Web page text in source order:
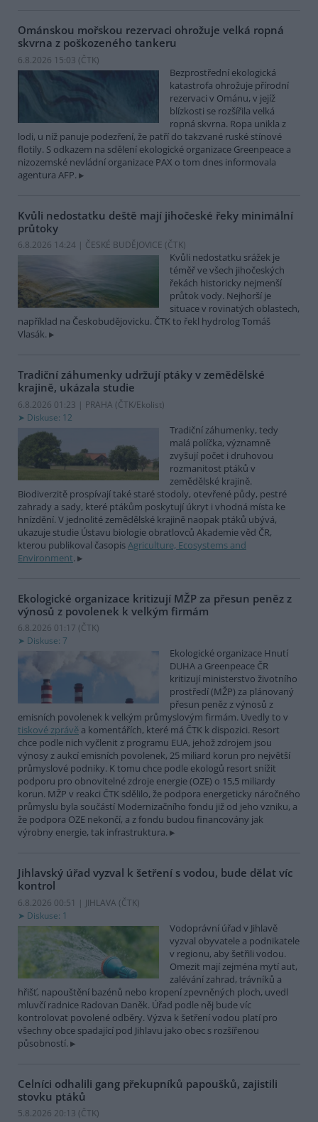
Ománskou mořskou rezervaci ohrožuje velká ropná
skvrna z poškozeného tankeru
6.8.2026 15:03 (ČTK)
Bezprostřední ekologická
katastrofa ohrožuje přírodní
rezervaci v Ománu, v jejíž
blízkosti se rozšířila velká
ropná skvrna. Ropa unikla z
lodi, u níž panuje podezření, že patří do takzvané ruské stínové
flotily. S odkazem na sdělení ekologické organizace Greenpeace a
nizozemské nevládní organizace PAX o tom dnes informovala
agentura AFP.
Kvůli nedostatku deště mají jihočeské řeky minimální
průtoky
6.8.2026 14:24 | ČESKÉ BUDĚJOVICE (ČTK)
Kvůli nedostatku srážek je
téměř ve všech jihočeských
řekách historicky nejmenší
průtok vody. Nejhorší je
situace v rovinatých oblastech,
například na Českobudějovicku. ČTK to řekl hydrolog Tomáš
Vlasák.
Tradiční záhumenky udržují ptáky v zemědělské
krajině, ukázala studie
6.8.2026 01:23 | PRAHA (ČTK/Ekolist)
Diskuse: 12
Tradiční záhumenky, tedy
malá políčka, významně
zvyšují počet i druhovou
rozmanitost ptáků v
zemědělské krajině.
Biodiverzitě prospívají také staré stodoly, otevřené půdy, pestré
zahrady a sady, které ptákům poskytují úkryt i vhodná místa ke
hnízdění. V jednolité zemědělské krajině naopak ptáků ubývá,
ukazuje studie Ústavu biologie obratlovců Akademie věd ČR,
kterou publikoval časopisAgriculture, Ecosystems and
Environment.
Ekologické organizace kritizují MŽP za přesun peněz z
výnosů z povolenek k velkým firmám
6.8.2026 01:17 (ČTK)
Diskuse: 7
Ekologické organizace Hnutí
DUHA a Greenpeace ČR
kritizují ministerstvo životního
prostředí (MŽP) za plánovaný
přesun peněz z výnosů z
emisních povolenek k velkým průmyslovým firmám. Uvedly to v
tiskové zprávě a komentářích, které má ČTK k dispozici. Resort
chce podle nich vyčlenit z programu EUA, jehož zdrojem jsou
výnosy z aukcí emisních povolenek, 25 miliard korun pro největší
průmyslové podniky. K tomu chce podle ekologů resort snížit
podporu pro obnovitelné zdroje energie (OZE) o 15,5 miliardy
korun. MŽP v reakci ČTK sdělilo, že podpora energeticky náročného
průmyslu byla součástí Modernizačního fondu již od jeho vzniku, a
že podpora OZE nekončí, a z fondu budou financovány jak
výrobny energie, tak infrastruktura.
Jihlavský úřad vyzval k šetření s vodou, bude dělat víc
kontrol
6.8.2026 00:51 | JIHLAVA (ČTK)
Diskuse: 1
Vodoprávní úřad v Jihlavě
vyzval obyvatele a podnikatele
v regionu, aby šetřili vodou.
Omezit mají zejména mytí aut,
zalévání zahrad, trávníků a
hřišť, napouštění bazénů nebo kropení zpevněných ploch, uvedl
mluvčí radnice Radovan Daněk. Úřad podle něj bude víc
kontrolovat povolené odběry. Výzva k šetření vodou platí pro
všechny obce spadající pod Jihlavu jako obec s rozšířenou
působností.
Celníci odhalili gang překupníků papoušků, zajistili
stovku ptáků
5.8.2026 20:13 (ČTK)